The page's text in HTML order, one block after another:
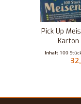
Pick Up
Karton
Inhalt 100